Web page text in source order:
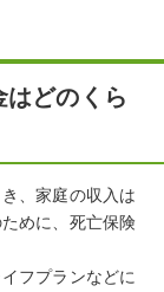
どのくら
、家庭の収入は
めに、死亡保険
フプランなどに